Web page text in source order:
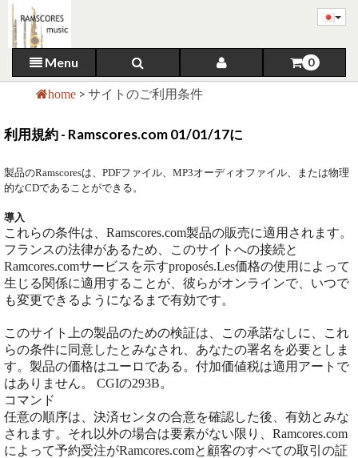
Menu 0
home > サイトのご利用条件
利用規約 - Ramscores.com 01/01/17に
製品のRamscoresは、PDFファイル、MP3オーディオファイル、または物理
的なCDであることができる。
導入
これらの条件は、Ramscores.com製品の販売に適用されます。
フランスの法律があるため、このサイトへの接続と
Ramcores.comサービスを示すproposés.Les価格の使用によって
生じる関係に適用することが、彼らがオンラインで、いつで
も変更できるようになるまで有効です。
このサイト上の製品のための検証は、この承諾なしに、これ
らの条件に同意したとみなされ、あなたの署名を必要としま
す。製品の価格はユーロである。付加価値税は適用アートで
はありません。 CGIの293B。
コマンド
任意の順序は、決済センタの合意を確認した後、有効とみな
されます。それ以外の場合は要素がない限り、Ramcores.com
によって予約受注がRamcores.comと顧客のすべての取引の証